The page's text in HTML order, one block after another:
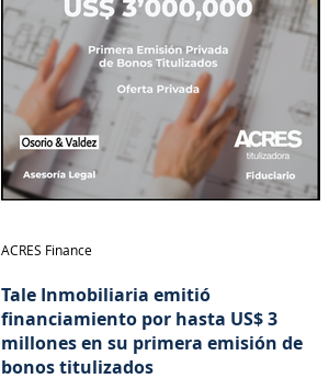
Tale Inmobiliaria emitió
financiamiento por hasta US$ 3
millones en su primera emisión de
bonos titulizados
ACRES Finance